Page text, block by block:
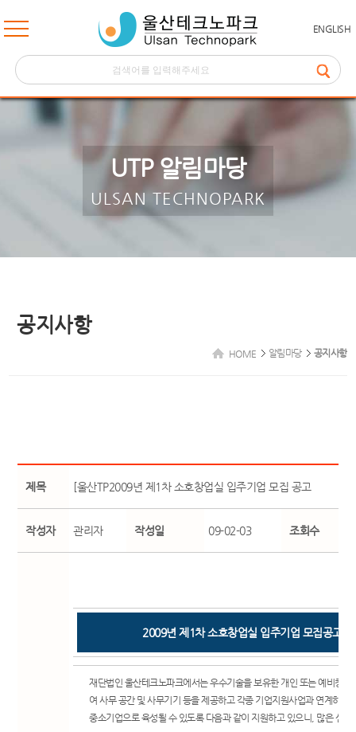
ENGLISH
UTP 알림마당
ULSAN TECHNOPARK
공지사항
HOME 알림마당 공지사항
제목 [울산TP2009년 제1차 소호창업실 입주기업 모집 공고
작성자 관리자 작성일 09-02-03 조회수
2009년 제1차 소호창업실 입주기업 모집공고
재단법인 울산테크노파크에서는 우수기술을 보유한 개인 또는 예비창업
여 사무 공간 및 사무기기 등을 제공하고 각종 기업지원사업과 연계하여
중소기업으로 육성될 수 있도록 다음과 같이 지원하고 있으니, 많은 신청